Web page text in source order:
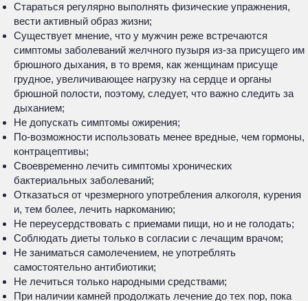
Стараться регулярно выполнять физические упражнения,
вести активный образ жизни;
Существует мнение, что у мужчин реже встречаются
симптомы заболеваний желчного пузыря из-за присущего им
брюшного дыхания, в то время, как женщинам присуще
грудное, увеличивающее нагрузку на сердце и органы
брюшной полости, поэтому, следует, что важно следить за
дыханием;
Не допускать симптомы ожирения;
По-возможности использовать менее вредные, чем гормоны,
контрацептивы;
Своевременно лечить симптомы хронических
бактериальных заболеваний;
Отказаться от чрезмерного употребления алкоголя, курения
и, тем более, лечить наркоманию;
Не переусердствовать с приемами пищи, но и не голодать;
Соблюдать диеты только в согласии с лечащим врачом;
Не заниматься самолечением, не употреблять
самостоятельно антибиотики;
Не лечиться только народными средствами;
При наличии камней продолжать лечение до тех пор, пока